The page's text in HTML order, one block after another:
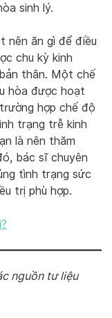
sinh lý.
nên ăn gì để điều
chu kỳ kinh
thân. Một chế
hòa được hoạt
hợp chế độ
trạng trễ kinh
là nên thăm
bác sĩ chuyên
tình trạng sức
trị phù hợp.
nguồn tư liệu